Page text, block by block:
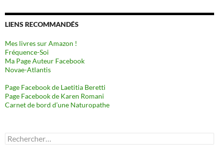
LIENS RECOMMANDÉS
Mes livres sur Amazon !
Fréquence-Soi
Ma Page Auteur Facebook
Novae-Atlantis
Page Facebook de Laetitia Beretti
Page Facebook de Karen Romani
Carnet de bord d’une Naturopathe
Rechercher :